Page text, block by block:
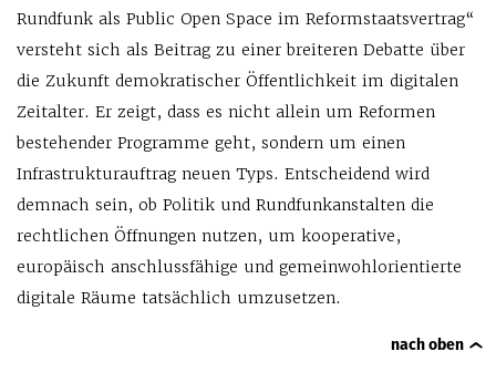
Rundfunk als Public Open Space im Reformstaatsvertrag“
versteht sich als Beitrag zu einer breiteren Debatte über
die Zukunft demokratischer Öffentlichkeit im digitalen
Zeitalter. Er zeigt, dass es nicht allein um Reformen
bestehender Programme geht, sondern um einen
Infrastrukturauftrag neuen Typs. Entscheidend wird
demnach sein, ob Politik und Rundfunkanstalten die
rechtlichen Öffnungen nutzen, um kooperative,
europäisch anschlussfähige und gemeinwohlorientierte
digitale Räume tatsächlich umzusetzen.
nach oben